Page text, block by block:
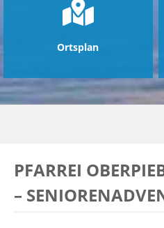
Ortsplan
PFARREI
–